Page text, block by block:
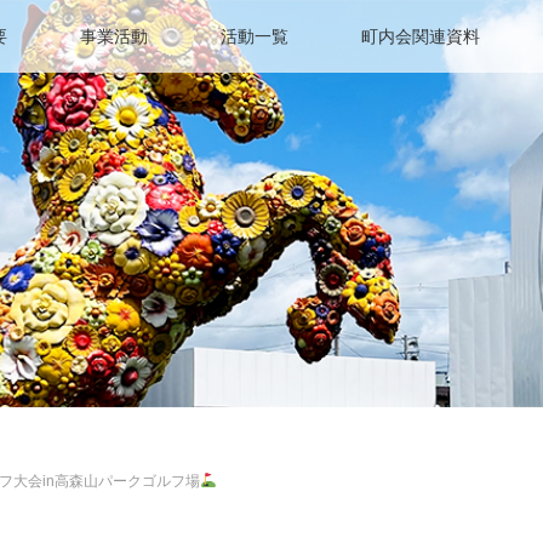
事業活動 活動一覧 町内会関連資料
大会in高森山パークゴルフ場